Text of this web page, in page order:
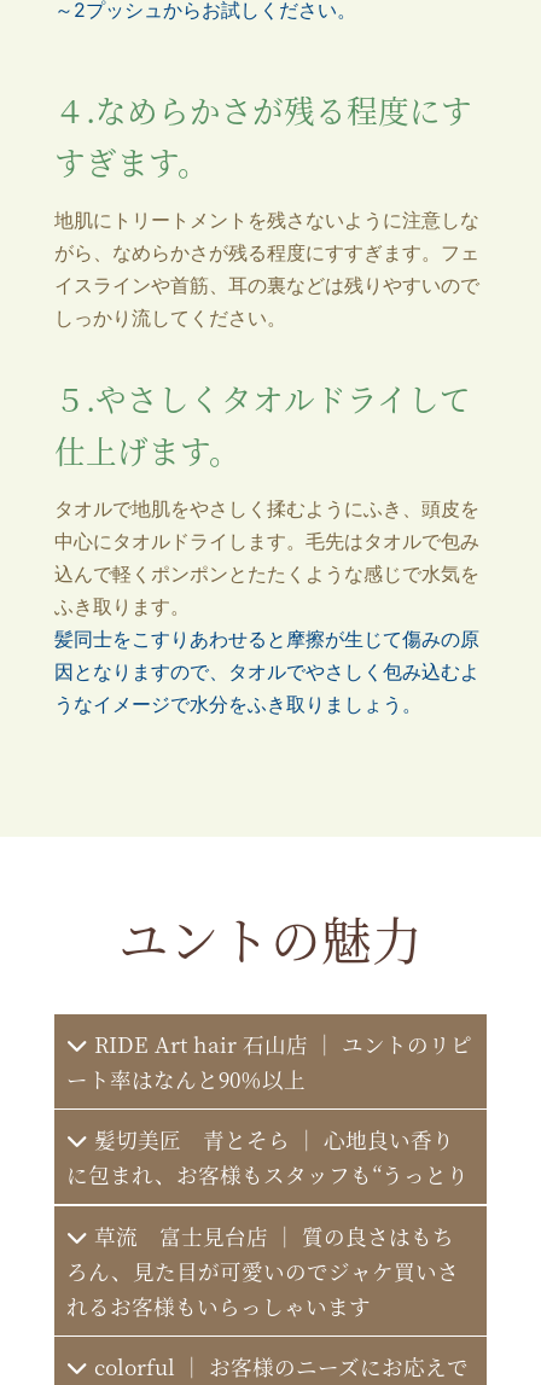
～2プッシュからお試しください。
４.なめらかさが残る程度にす
すぎます。
地肌にトリートメントを残さないように注意しな
がら、なめらかさが残る程度にすすぎます。フェ
イスラインや首筋、耳の裏などは残りやすいので
しっかり流してください。
５.やさしくタオルドライして
仕上げます。
タオルで地肌をやさしく揉むようにふき、頭皮を
中心にタオルドライします。毛先はタオルで包み
込んで軽くポンポンとたたくような感じで水気を
ふき取ります。
髪同士をこすりあわせると摩擦が生じて傷みの原
因となりますので、タオルでやさしく包み込むよ
うなイメージで水分をふき取りましょう。
ユントの魅力
RIDE Art hair 石山店 ｜ ユントのリピ
ート率はなんと90％以上
髪切美匠 青とそら ｜ 心地良い香り
に包まれ、お客様もスタッフも“うっとり
草流 富士見台店 ｜ 質の良さはもち
ろん、見た目が可愛いのでジャケ買いさ
れるお客様もいらっしゃいます
colorful ｜ お客様のニーズにお応えで